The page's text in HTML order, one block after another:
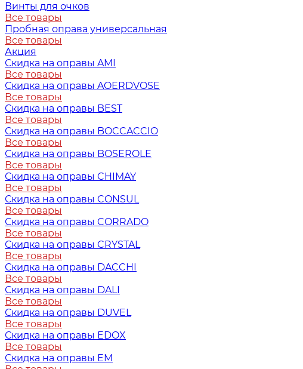
Винты для очков
Все товары
Пробная оправа универсальная
Все товары
Акция
Скидка на оправы AMI
Все товары
Скидка на оправы AOERDVOSE
Все товары
Скидка на оправы BEST
Все товары
Скидка на оправы BOCCACCIO
Все товары
Скидка на оправы BOSEROLE
Все товары
Скидка на оправы CHIMAY
Все товары
Скидка на оправы CONSUL
Все товары
Скидка на оправы CORRADO
Все товары
Скидка на оправы CRYSTAL
Все товары
Скидка на оправы DACCHI
Все товары
Скидка на оправы DALI
Все товары
Скидка на оправы DUVEL
Все товары
Скидка на оправы EDOX
Все товары
Скидка на оправы EM